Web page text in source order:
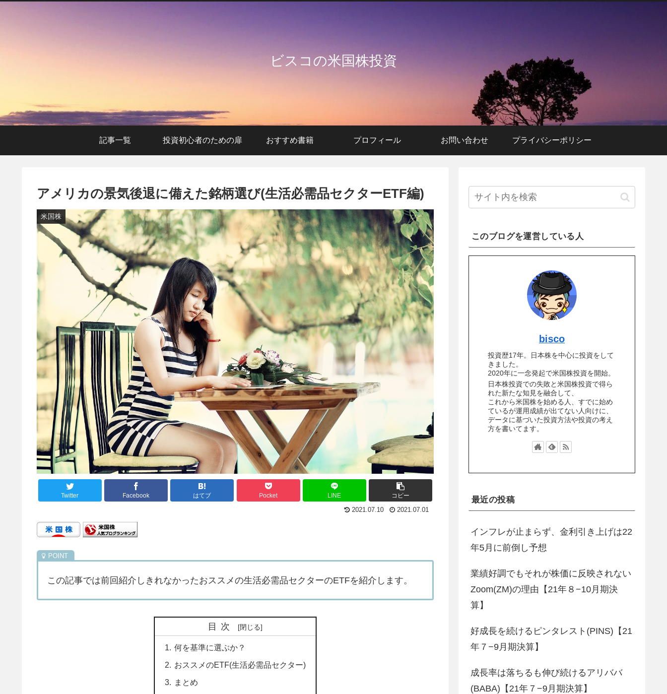
ビスコの米国株投資
記事一覧 投資初心者のための扉 おすすめ書籍 プロフィール お問い合わせ プライバシーポリシー
アメリカの景気後退に備えた銘柄選び(生活必需品セクターETF編)
米国株
Twitter Facebook はてブ Pocket LINE コピー
2021.07.10 2021.07.01
この記事では前回紹介しきれなかったおススメの生活必需品セクターのETFを紹介します。
目次
何を基準に選ぶか？
おススメのETF(生活必需品セクター)
まとめ
このブログを運営している人
bisco
投資歴17年。日本株を中心に投資をして
きました。
2020年に一念発起で米国株投資を開始。
日本株投資での失敗と米国株投資で得ら
れた新たな知見を融合して、
これから米国株を始める人、すでに始め
ているが運用成績が出てない人向けに、
データに基づいた投資方法や投資の考え
方を書いてます。
最近の投稿
インフレが止まらず、金利引き上げは22
年5月に前倒し予想
業績好調でもそれが株価に反映されない
Zoom(ZM)の理由【21年８−10月期決
算】
好成長を続けるピンタレスト(PINS)【21
年７−9月期決算】
成長率は落ちるも伸び続けるアリババ
(BABA)【21年７−9月期決算】